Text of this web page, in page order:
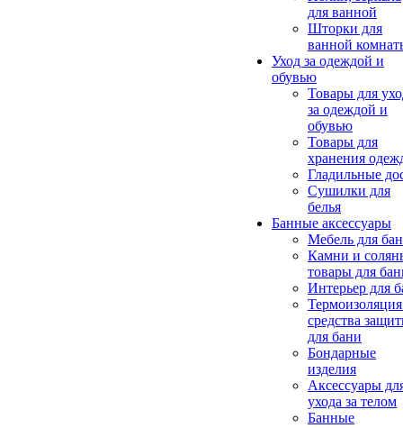
для ванной
Шторки для
ванной
Уход за одеждой и
обувью
Товары для
за одеждой и
обувью
Товары для
хранения
Гладильные
Сушилки для
белья
Банные аксессуары
Мебель для
Камни и
товары для
Интерьер для
средства
для бани
Бондарные
изделия
Аксеcсуары
ухода за телом
Банные